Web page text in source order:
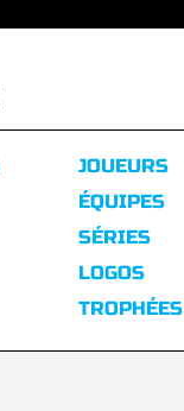
JOUEURS
ÉQUIPES
SÉRIES
LOGOS
TROPHÉES